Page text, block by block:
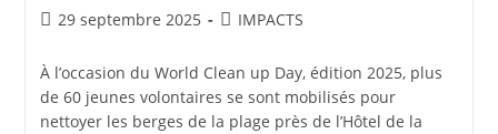
29 septembre 2025 IMPACTS
À l’occasion du World Clean up Day, édition 2025, plus
de 60 jeunes volontaires se sont mobilisés pour
nettoyer les berges de la plage près de l’Hôtel de la